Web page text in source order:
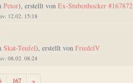
Petor), erstellt von Ex-Stubenhocker #167872
12.02. 15:18
Skat-Teufel), erstellt von FriedelV
08.02. 08:24
167 »Weiter